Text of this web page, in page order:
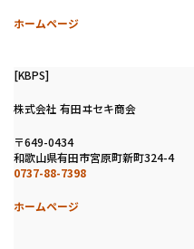
ホームページ
[KBPS]
株式会社 有田ヰセキ商会
〒649-0434
和歌山県有田市宮原町新町324-4
0737-88-7398
ホームページ